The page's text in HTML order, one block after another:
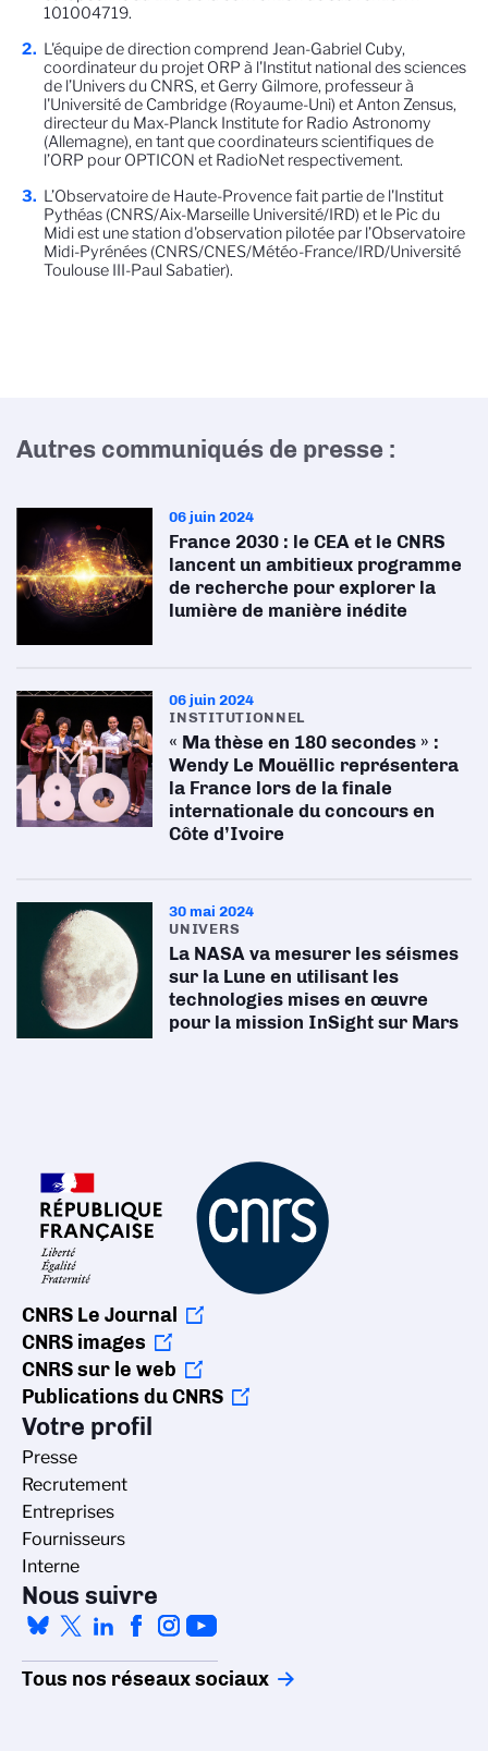
101004719.
L'équipe de direction comprend Jean-Gabriel Cuby,
coordinateur du projet ORP à l'Institut national des sciences
de l’Univers du CNRS, et Gerry Gilmore, professeur à
l'Université de Cambridge (Royaume-Uni) et Anton Zensus,
directeur du Max-Planck Institute for Radio Astronomy
(Allemagne), en tant que coordinateurs scientifiques de
l’ORP pour OPTICON et RadioNet respectivement.
L’Observatoire de Haute-Provence fait partie de l'Institut
Pythéas (CNRS/Aix-Marseille Université/IRD) et le Pic du
Midi est une station d'observation pilotée par l’Observatoire
Midi-Pyrénées (CNRS/CNES/Météo-France/IRD/Université
Toulouse III-Paul Sabatier).
Autres communiqués de presse :
06 juin 2024
France 2030 : le CEA et le CNRS
lancent un ambitieux programme
de recherche pour explorer la
lumière de manière inédite
06 juin 2024
INSTITUTIONNEL
« Ma thèse en 180 secondes » :
Wendy Le Mouëllic représentera
la France lors de la finale
internationale du concours en
Côte d’Ivoire
30 mai 2024
UNIVERS
La NASA va mesurer les séismes
sur la Lune en utilisant les
technologies mises en œuvre
pour la mission InSight sur Mars
CNRS Le Journal
CNRS images
CNRS sur le web
Publications du CNRS
Votre profil
Presse
Recrutement
Entreprises
Fournisseurs
Interne
Nous suivre
Tous nos réseaux sociaux